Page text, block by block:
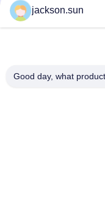
ASTM D5362 Sprzęt
odporności na
Przykładowa
jackson.sun
Good day, what